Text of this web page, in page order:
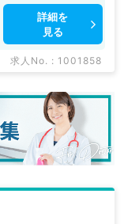
詳細を
見る
求人No. : 1001858